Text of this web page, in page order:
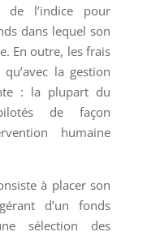
de l’indice pour
dans lequel son
En outre, les frais
la gestion
: la plupart du
de façon
humaine
à placer son
d’un fonds
sélection des